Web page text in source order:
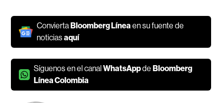
ConviertaBloomberg Líneaen su fuente de
noticiasaquí
Síguenos en el canalWhatsAppdeBloomberg
Línea Colombia